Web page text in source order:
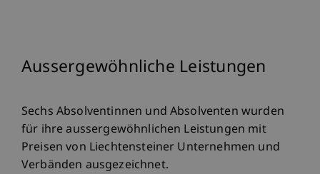
Aussergewöhnliche Leistungen
Sechs Absolventinnen und Absolventen wurden
für ihre aussergewöhnlichen Leistungen mit
Preisen von Liechtensteiner Unternehmen und
Verbänden ausgezeichnet.